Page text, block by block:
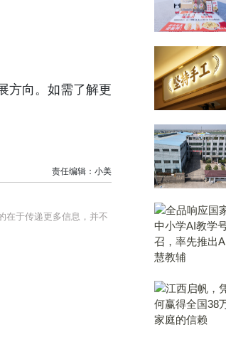
方向。如需了解更
责任编辑：小美
在于传递更多信息，并不